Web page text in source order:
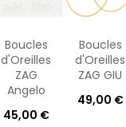
Boucles
d'Oreilles
ZAG
Angelo
45,00 €
Boucles
d'Oreilles
ZAG GIU
49,00 €